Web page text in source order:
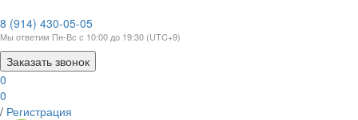
8 (914) 430-05-05
Мы ответим Пн-Вс с 10:00 до 19:30 (UTC+9)
Заказать звонок
0
0
/ Регистрация